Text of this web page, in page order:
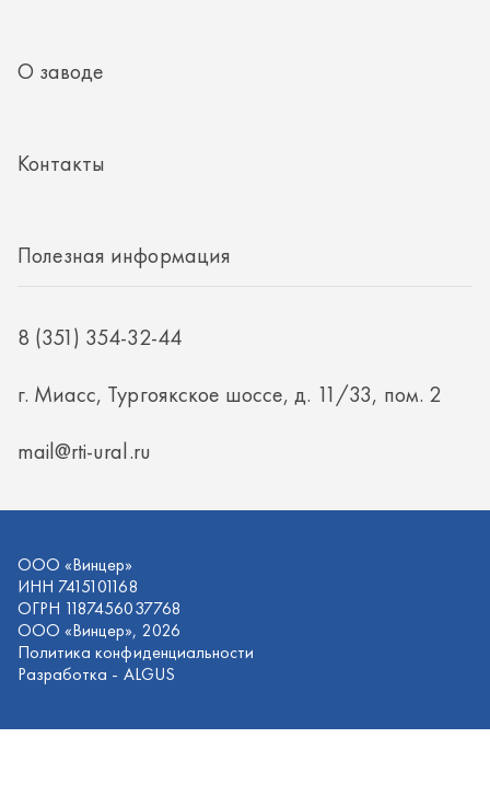
8 (351) 354-32-44
ИНН 7415101168
ОГРН 1187456037768
Политика конфиденциальности